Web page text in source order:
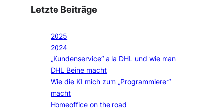
Letzte Beiträge
2025
2024
„Kundenservice“ a la DHL und wie man
DHL Beine macht
Wie die KI mich zum „Programmierer“
macht
Homeoffice on the road